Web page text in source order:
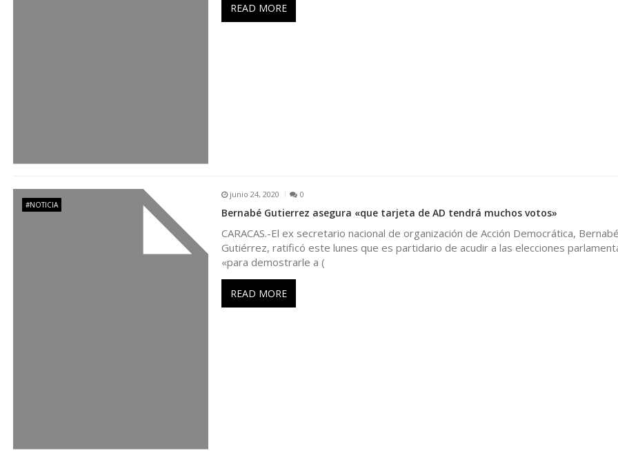
d
a
READ MORE
#NOTICIA
junio 24, 2020 0
Bernabé Gutierrez asegura «que tarjeta de AD tendrá muchos votos»
CARACAS.-El ex secretario nacional de organización de Acción Democrática, Bernabé
Gutiérrez, ratificó este lunes que es partidario de acudir a las elecciones
«para demostrarle a (
READ MORE